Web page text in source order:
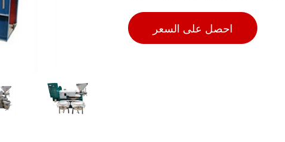
احصل على السعر